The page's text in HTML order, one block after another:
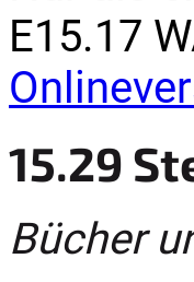
E15.17
15.29
Bücher